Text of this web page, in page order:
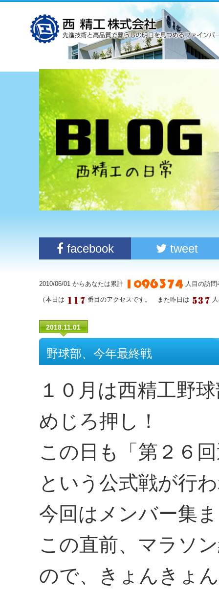
facebook tweet
2010/06/01 からあなたは累計 人目の訪
（本日は 番目のアクセスです。 また昨日は
2018.11.01
野球部、今年最終戦
１０月は西精工野
めじろ押し！
この日も「第２６
という公式戦が行
今回はメンバー集
この直前、マラソ
ので、きょんきょ